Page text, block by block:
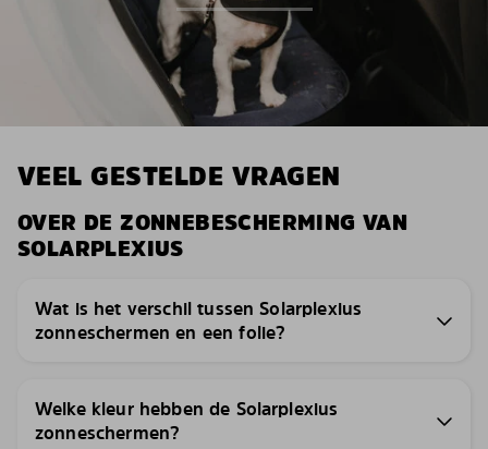
VEEL GESTELDE VRAGEN
OVER DE ZONNEBESCHERMING VAN
SOLARPLEXIUS
Wat is het verschil tussen Solarplexius
zonneschermen en een folie?
Welke kleur hebben de Solarplexius
zonneschermen?